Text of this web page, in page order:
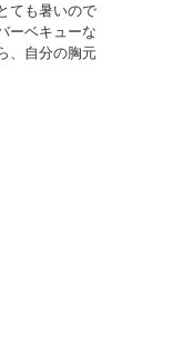
ても暑いので
ーベキューな
、自分の胸元